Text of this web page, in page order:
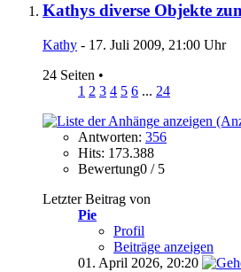
Kathys diverse Objekte
Kathy - 17. Juli 2009, 21:00 Uhr
24 Seiten •
1 2 3 4 5 6 ... 24
Antworten: 356
Hits: 173.388
Bewertung0 / 5
Letzter Beitrag von
Pie
Profil
Beiträge anzeigen
01. April 2026, 20:20